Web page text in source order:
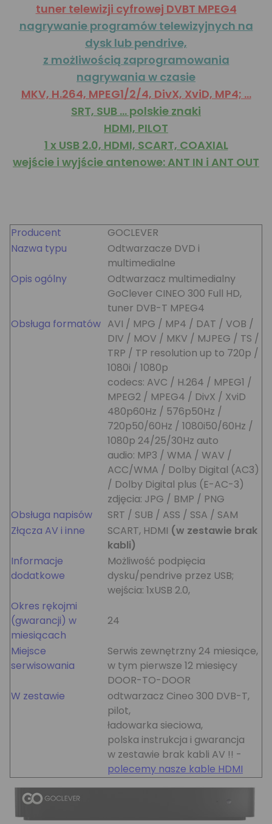
tuner telewizji cyfrowej DVBT MPEG4
nagrywanie programów telewizyjnych na
dysk lub pendrive,
z możliwością zaprogramowania
nagrywania w czasie
MKV, H.264, MPEG1/2/4, DivX, XviD, MP4; ...
SRT, SUB ... polskie znaki
HDMI, PILOT
1 x USB 2.0, HDMI, SCART, COAXIAL
wejście i wyjście antenowe: ANT IN i ANT OUT
Producent
GOCLEVER
Nazwa typu
Odtwarzacze DVD i
multimedialne
Opis ogólny
Odtwarzacz multimedialny
GoClever CINEO 300 Full HD,
tuner DVB-T MPEG4
Obsługa formatów AVI / MPG / MP4 / DAT / VOB /
DIV / MOV / MKV / MJPEG / TS /
TRP / TP resolution up to 720p /
1080i / 1080p
codecs: AVC / H.264 / MPEG1 /
MPEG2 / MPEG4 / DivX / XviD
480p60Hz / 576p50Hz /
720p50/60Hz / 1080i50/60Hz /
1080p 24/25/30Hz auto
audio: MP3 / WMA / WAV /
ACC/WMA / Dolby Digital (AC3)
/ Dolby Digital plus (E-AC-3)
zdjęcia: JPG / BMP / PNG
Obsługa napisów
SRT / SUB / ASS / SSA / SAM
Złącza AV i inne
SCART, HDMI (w zestawie brak
kabli)
Informacje
dodatkowe
Możliwość podpięcia
dysku/pendrive przez USB;
wejścia: 1xUSB 2.0,
Okres rękojmi
(gwarancji) w
miesiącach
24
Miejsce
serwisowania
Serwis zewnętrzny 24 miesiące,
w tym pierwsze 12 miesięcy
DOOR-TO-DOOR
W zestawie
odtwarzacz Cineo 300 DVB-T,
pilot,
ładowarka sieciowa,
polska instrukcja i gwarancja
w zestawie brak kabli AV !! -
polecemy nasze kable HDMI